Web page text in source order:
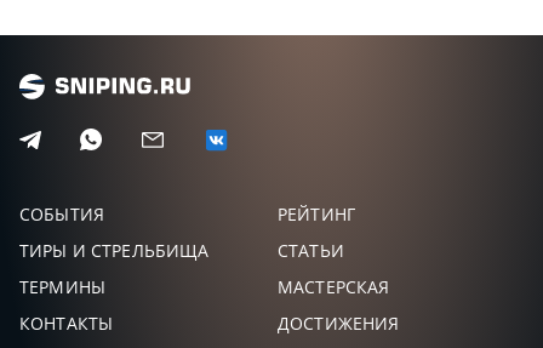
СОБЫТИЯ
РЕЙТИНГ
ТИРЫ И СТРЕЛЬБИЩА
СТАТЬИ
ТЕРМИНЫ
МАСТЕРСКАЯ
КОНТАКТЫ
ДОСТИЖЕНИЯ